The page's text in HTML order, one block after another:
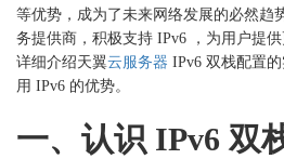
等优势，成为了未来网络发展的必然趋
务提供商，积极支持 IPv6 ，为用户提
详细介绍天翼云服务器 IPv6 双栈配置
用 IPv6 的优势。
一、认识 IPv6 双